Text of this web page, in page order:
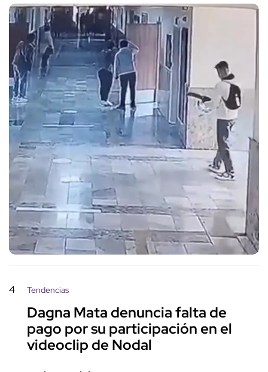
4 Tendencias
Dagna Mata denuncia falta de
pago por su participación en el
videoclip de Nodal